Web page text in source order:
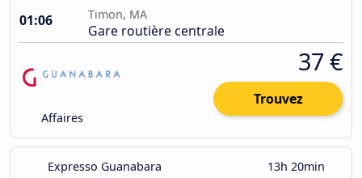
01:06
Timon, MA
Gare routière centrale
Affaires
37 €
Trouvez
Expresso Guanabara 13h 20min